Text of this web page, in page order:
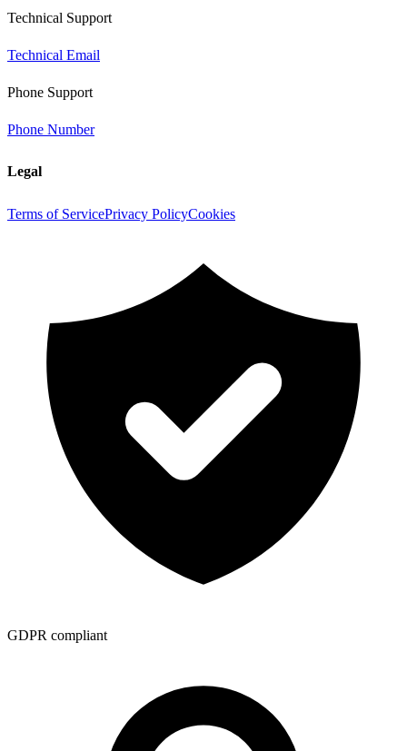
Technical Support
Technical Email
Phone Support
Phone Number
Legal
Terms of ServicePrivacy PolicyCookies
GDPR compliant